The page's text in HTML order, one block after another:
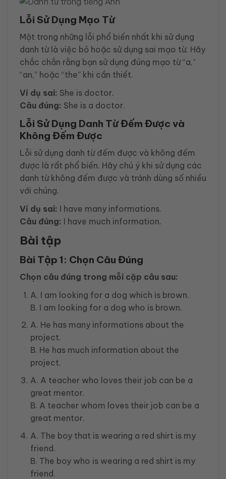
Lỗi Sử Dụng Mạo Từ
Một trong những lỗi phổ biến nhất khi sử dụng
danh từ là việc bỏ hoặc sử dụng sai mạo từ. Hãy
chắc chắn rằng bạn sử dụng đúng mạo từ “a,”
“an,” hoặc “the” khi cần thiết.
Ví dụ sai: She is doctor.
Câu đúng: She is a doctor.
Lỗi Sử Dụng Danh Từ Đếm Được và
Không Đếm Được
Lỗi sử dụng danh từ đếm được và không đếm
được là rất phổ biến. Hãy chú ý khi sử dụng các
danh từ không đếm được và tránh dùng số nhiều
với chúng.
Ví dụ sai: I have many informations.
Câu đúng: I have much information.
Bài tập
Bài Tập 1: Chọn Câu Đúng
Chọn câu đúng trong mỗi cặp câu sau:
A. I am looking for a dog which is brown.
B. I am looking for a dog who is brown.
A. He has many informations about the
project.
B. He has much information about the
project.
A. A teacher who loves their job can be a
great mentor.
B. A teacher whom loves their job can be a
great mentor.
A. The boy that is wearing a red shirt is my
friend.
B. The boy who is wearing a red shirt is my
friend.